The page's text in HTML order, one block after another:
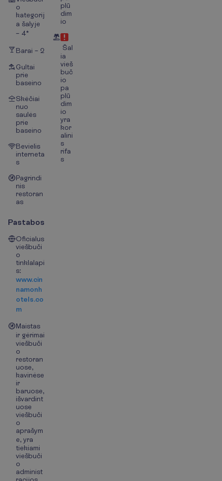
o
kategorij
a šalyje
– 4*
Barai – 2
Gultai
prie
baseino
Skėčiai
nuo
saulės
prie
baseino
Bevielis
interneta
s
Pagrindi
nis
restoran
as
plū
dim
io
Šal
ia
vieš
buč
io
pa
plū
dim
io
yra
kor
alini
s
rifa
s
Pastabos
Oficialus
viešbuči
o
tinklalapi
s:
www.cin
namonh
otels.co
m
Maistas
ir gėrimai
viešbuči
o
restoran
uose,
kavinėse
ir
baruose,
išvardint
uose
viešbuči
o
aprašym
e, yra
tiekiami
viešbuči
o
administ